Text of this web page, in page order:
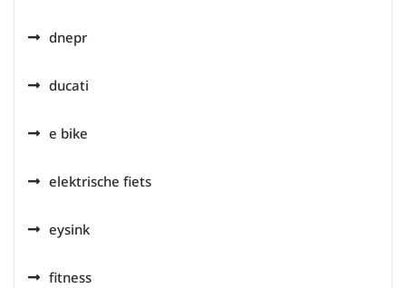
dnepr
ducati
e bike
elektrische fiets
eysink
fitness